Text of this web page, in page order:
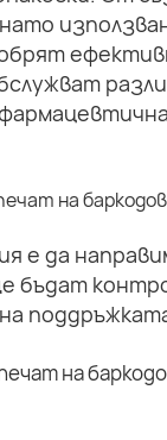
е да
бъдат